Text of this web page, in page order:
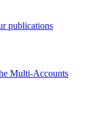
publications
Multi-Accounts